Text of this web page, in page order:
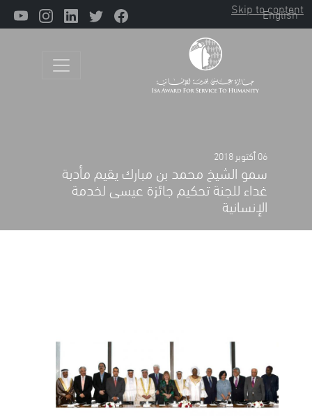
Skip to content
English
Main Navigation
06 أكتوبر 2018
سمو الشيخ محمد بن مبارك يقيم مأدبة
غداء للجنة تحكيم جائزة عيسى لخدمة
الإنسانية